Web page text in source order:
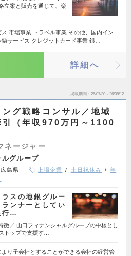
立案と販売を通じて、楽
市場事業 トラベル事業 その他、国内イン
サービス クレジットカード事業 銀…
詳細へ
掲載期間 26/07/30～26/08/12
ング戦略コンサル／地域
引（年収970万円～1100
ネージャー
グループ
広島県 上場企業 土日祝休み
年
スの地銀グルー
ンナーとしてい
行…
徴／ 山口フィナンシャルグループの中核とし
トップで支援す…
り子会社とすることができる会社の経営管